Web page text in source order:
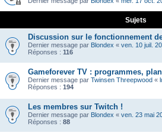
Sujets
Discussion sur le fonctionnement
Dernier message par Blondex « ven. 10 juil.
Réponses : 116
Gameforever TV : programmes,
Dernier message par Twinsen Threepwood «
Réponses : 194
Les membres sur Twitch !
Dernier message par Blondex « ven. 23 mai
Réponses : 88